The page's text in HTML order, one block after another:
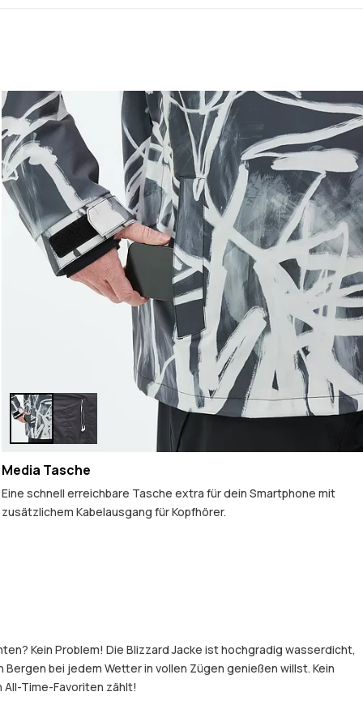
Media Tasche
Eine schnell erreichbare Tasche extra für dein Smartphone mit
zusätzlichem Kabelausgang für Kopfhörer.
Kein Problem! Die Blizzard Jacke ist hochgradig wasserdicht,
bei jedem Wetter in vollen Zügen genießen willst. Kein
All-Time-Favoriten zählt!